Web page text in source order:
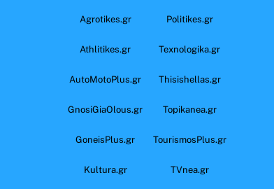
Agrotikes.gr Politikes.gr
Athlitikes.gr Texnologika.gr
AutoMotoPlus.gr Thisishellas.gr
GnosiGiaOlous.gr Topikanea.gr
GoneisPlus.gr TourismosPlus.gr
Kultura.gr TVnea.gr